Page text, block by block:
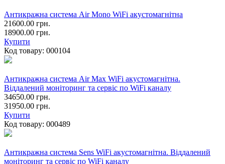
Антикражна система Air Mono WiFi акустомагнітна
21600.00 грн.
18900.00 грн.
Купити
Код товару: 000104
Антикражна система Air Max WiFi акустомагнітна.
Віддалений моніторинг та сервіс по WiFi каналу
34650.00 грн.
31950.00 грн.
Купити
Код товару: 000489
Антикражна система Sens WiFi акустомагнітна. Віддалений
моніторинг та сервіс по WiFi каналу